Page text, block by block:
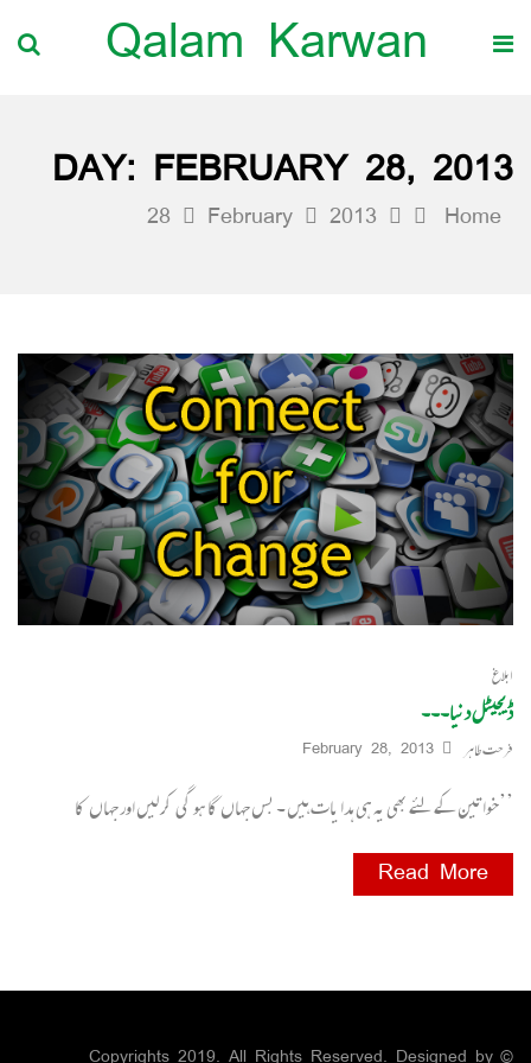
Qalam Karwan
DAY: FEBRUARY 28, 2013
Home
2013
February
28
ابلاغ
ڈیجیٹل دنیا۔۔۔
فرحت طاہر February 28, 2013
’’خواتین کے لئے بھی یہ ہی ہدا یات ہیں ۔ بس جہاں گا ہو گی کر لیں اور جہاں کا
Read More